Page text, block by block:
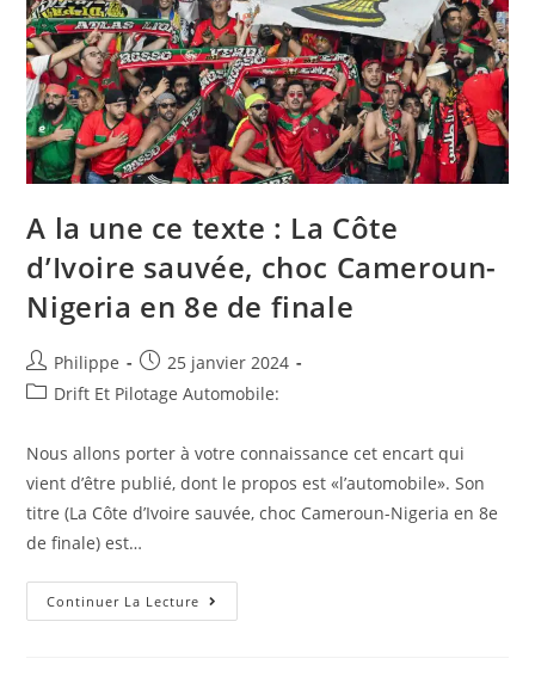
A la une ce texte : La Côte
d’Ivoire sauvée, choc Cameroun-
Nigeria en 8e de finale
Auteur/autrice
de
Philippe
Post
published:
25 janvier 2024
PostDrift Et Pilotage Automobile:
Nous allons porter à votre connaissance cet encart qui
vient d’être publié, dont le propos est «l’automobile». Son
titre (La Côte d’Ivoire sauvée, choc Cameroun-Nigeria en 8e
de finale) est…
Continuer La Lecture A
La